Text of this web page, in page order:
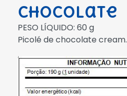
Chocolate
PESO LÍQUIDO: 60 g
Picolé de chocolate cream.